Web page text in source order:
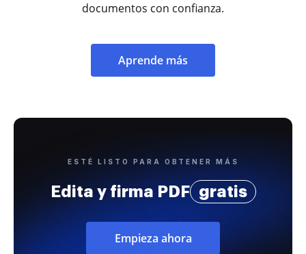
documentos con confianza.
Aprende más
ESTÉ LISTO PARA OBTENER MÁS
Edita y firma PDF gratis
Empieza ahora